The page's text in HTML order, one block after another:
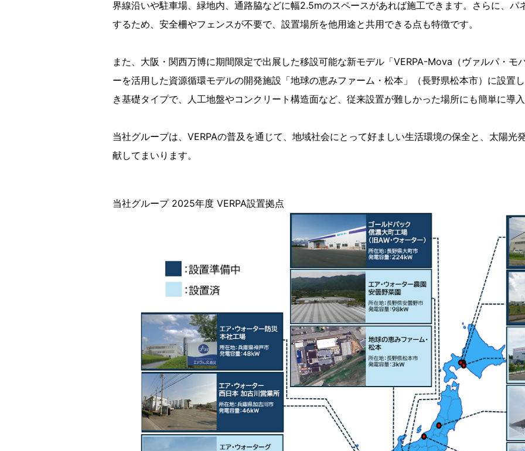
界線沿いや駐車場、緑地内、通路脇などに幅2.5mのスペースがあれば施工できます。さらに、
するため、安全柵やフェンスが不要で、設置場所を他用途と共用できる点も特徴です。
また、大阪・関西万博に期間限定で出展した移設可能な新モデル「VERPA-Mova（ヴァルパ・モ
ーを活用した資源循環モデルの開発施設「地球の恵みファーム・松本」（長野県松本市）に設置
き基礎タイプで、人工地盤やコンクリート構造面など、従来設置が難しかった場所にも簡単に導
当社グループは、VERPAの普及を通じて、地域社会にとって好ましい生活環境の保全と、太陽光
献してまいります。
当社グループ 2025年度 VERPA設置拠点